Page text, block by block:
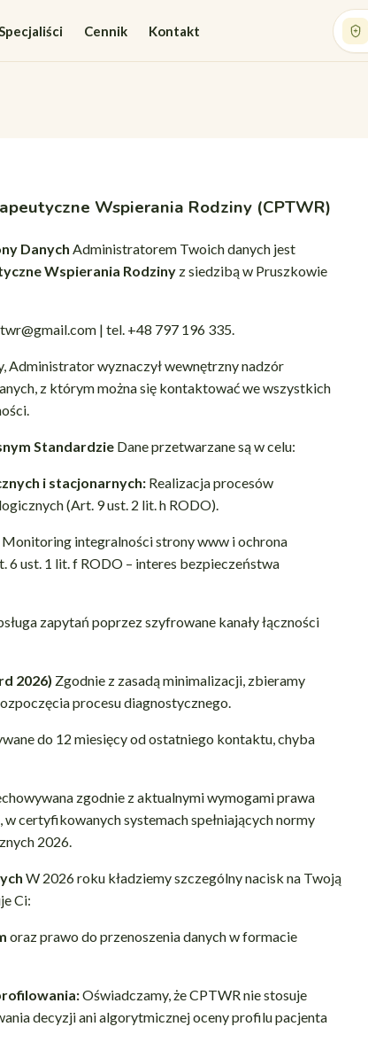
Cennik Kontakt
Wspierania Rodziny (CPTWR)
Danych Administratorem Twoich danych jest
Wspierania Rodziny z siedzibą w Pruszkowie
| tel. +48 797 196 335.
Administrator wyznaczył wewnętrzny nadzór
z którym można się kontaktować we wszystkich
Standardzie Dane przetwarzane są w celu:
i stacjonarnych: Realizacja procesów
(Art. 9 ust. 2 lit. h RODO).
Monitoring integralności strony www i ochrona
ust. 1 lit. f RODO – interes bezpieczeństwa
zapytań poprzez szyfrowane kanały łączności
2026) Zgodnie z zasadą minimalizacji, zbieramy
procesu diagnostycznego.
do 12 miesięcy od ostatniego kontaktu, chyba
zgodnie z aktualnymi wymogami prawa
certyfikowanych systemach spełniających normy
2026.
W 2026 roku kładziemy szczególny nacisk na Twoją
Ci:
oraz prawo do przenoszenia danych w formacie
Oświadczamy, że CPTWR nie stosuje
decyzji ani algorytmicznej oceny profilu pacjenta